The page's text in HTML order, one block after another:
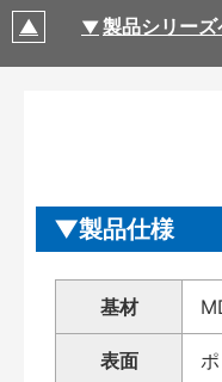
製品シリー
製品仕様
基材
表面